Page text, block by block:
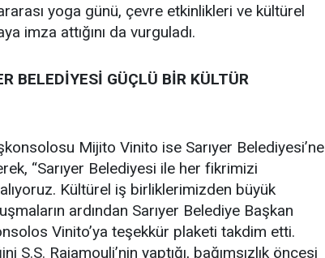
yoga günü, çevre etkinlikleri ve kültürel
imza attığını da vurguladı.
BELEDİYESİ GÜÇLÜ BİR KÜLTÜR
Mijito Vinito ise Sarıyer Belediyesi’ne
“Sarıyer Belediyesi ile her fikrimizi
alıyoruz. Kültürel iş birliklerimizden büyük
ardından Sarıyer Belediye Başkan
Vinito’ya teşekkür plaketi takdim etti.
Rajamouli’nin yaptığı, bağımsızlık öncesi